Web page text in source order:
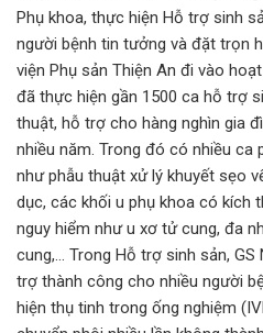
Phụ khoa, thực hiện Hỗ trợ sinh
người bệnh tin tưởng và đặt trọn
viện Phụ sản Thiện An đi vào
đã thực hiện gần 1500 ca hỗ trợ
thuật, hỗ trợ cho hàng nghìn gia
nhiều năm. Trong đó có nhiều ca
như phẫu thuật xử lý khuyết sẹo
dục, các khối u phụ khoa có kích
nguy hiểm như u xơ tử cung, đa
cung,… Trong Hỗ trợ sinh sản,
trợ thành công cho nhiều người
hiện thụ tinh trong ống nghiệm